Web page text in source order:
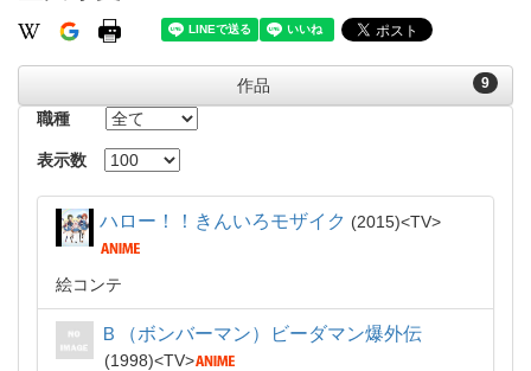
9
作品
職種
表示数
ハロー！！きんいろモザイク 2015 TV
絵コンテ
Ｂ（ボンバーマン）ビーダマン爆外伝
1998
TV